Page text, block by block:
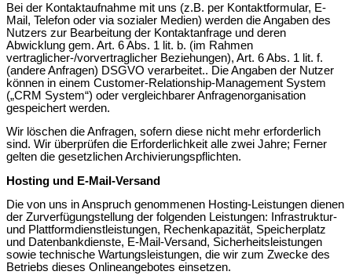
Bei der Kontaktaufnahme mit uns (z.B. per Kontaktformular, E-
Mail, Telefon oder via sozialer Medien) werden die Angaben des
Nutzers zur Bearbeitung der Kontaktanfrage und deren
Abwicklung gem. Art. 6 Abs. 1 lit. b. (im Rahmen
vertraglicher-/vorvertraglicher Beziehungen), Art. 6 Abs. 1 lit. f.
(andere Anfragen) DSGVO verarbeitet.. Die Angaben der Nutzer
können in einem Customer-Relationship-Management System
(„CRM System“) oder vergleichbarer Anfragenorganisation
gespeichert werden.
Wir löschen die Anfragen, sofern diese nicht mehr erforderlich
sind. Wir überprüfen die Erforderlichkeit alle zwei Jahre; Ferner
gelten die gesetzlichen Archivierungspflichten.
Hosting und E-Mail-Versand
Die von uns in Anspruch genommenen Hosting-Leistungen dienen
der Zurverfügungstellung der folgenden Leistungen: Infrastruktur-
und Plattformdienstleistungen, Rechenkapazität, Speicherplatz
und Datenbankdienste, E-Mail-Versand, Sicherheitsleistungen
sowie technische Wartungsleistungen, die wir zum Zwecke des
Betriebs dieses Onlineangebotes einsetzen.